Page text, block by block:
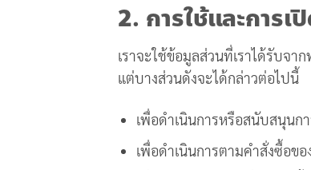
2. การใช้และการ
เราจะใช้ข้อมูลส่วนที่เราได้รับจ
แต่บางส่วนดังจะได้กล่าวต่อไปนี้
เพื่อดำเนินการหรือสนับสนุนก
เพื่อดำเนินการตามคำสั่งซื้อข